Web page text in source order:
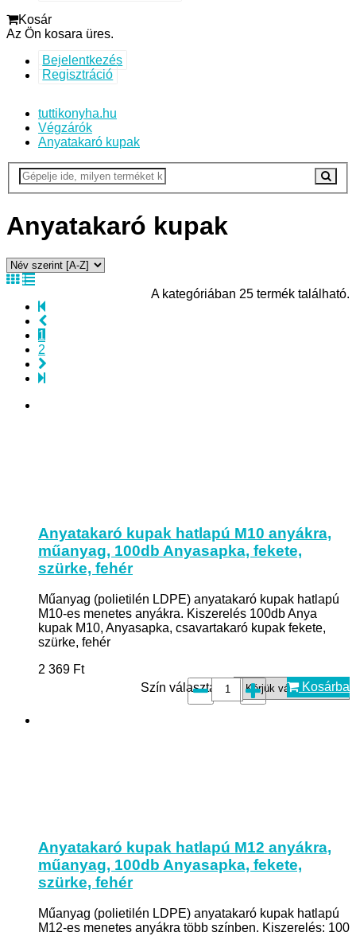
Kosár
Az Ön kosara üres.
Bejelentkezés
Regisztráció
tuttikonyha.hu
Végzárók
Anyatakaró kupak
Anyatakaró kupak
A kategóriában 25 termék található.
1
2
Anyatakaró kupak hatlapú M10 anyákra,
műanyag, 100db Anyasapka, fekete,
szürke, fehér
Műanyag (polietilén LDPE) anyatakaró kupak hatlapú
M10-es menetes anyákra. Kiszerelés 100db Anya
kupak M10, Anyasapka, csavartakaró kupak fekete,
szürke, fehér
2 369 Ft
Szín választás*:
Kosárba
Anyatakaró kupak hatlapú M12 anyákra,
műanyag, 100db Anyasapka, fekete,
szürke, fehér
Műanyag (polietilén LDPE) anyatakaró kupak hatlapú
M12-es menetes anyákra több színben. Kiszerelés: 100